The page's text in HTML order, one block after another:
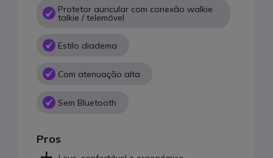
Protetor auricular com conexão walkie
talkie / telemóvel
Estilo diadema
Com atenuação alta
Sem Bluetooth
Pros